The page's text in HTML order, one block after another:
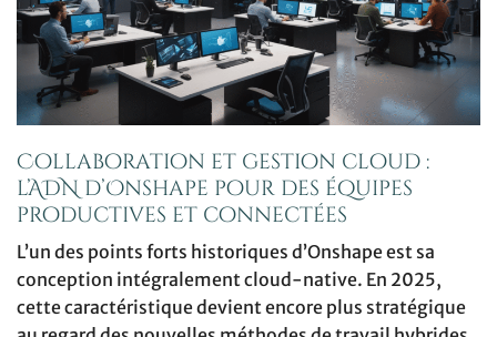
Collaboration et gestion cloud :
l’ADN d’Onshape pour des équipes
productives et connectées
L’un des points forts historiques d’Onshape est sa
conception intégralement cloud-native. En 2025,
cette caractéristique devient encore plus stratégique